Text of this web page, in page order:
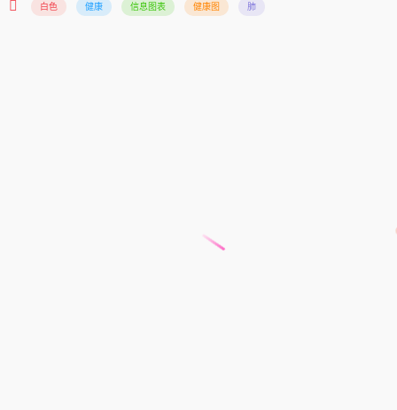
白色 健康 信息图表 健康图 肺